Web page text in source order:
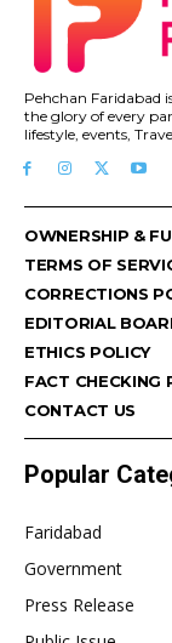
Pehchan Faridabad
the glory of every
lifestyle, events,
OWNERSHIP &
TERMS OF
CORRECTIONS
EDITORIAL
ETHICS POLICY
FACT CHECKING
CONTACT US
Popular
Faridabad
Government
Press Release